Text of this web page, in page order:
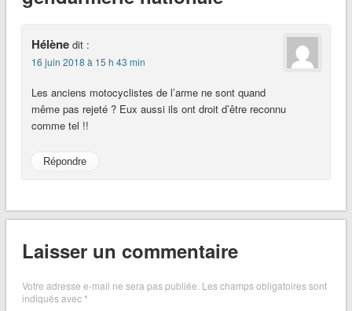
Hélène dit :
16 juin 2018 à 15 h 43 min
Les anciens motocyclistes de l’arme ne sont quand
même pas rejeté ? Eux aussi ils ont droit d’être reconnu
comme tel !!
Répondre
Laisser un commentaire
Votre adresse e-mail ne sera pas publiée. Les champs obligatoires sont
indiqués avec*